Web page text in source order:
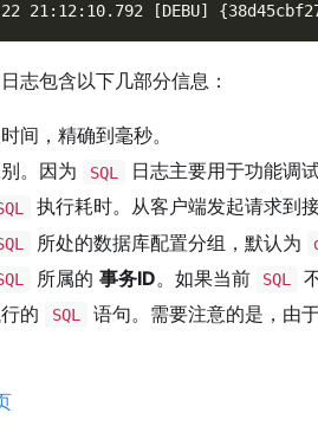
22 21:12:10.792 [DEBU]
志包含以下几部分信息：
间，精确到毫秒。
。因为
SQL 日志主要用于功能调
执行耗时。从客户端发起请求到
所处的数据库配置分组，默认为
所属的 事务ID。如果当前 SQL
的
SQL 语句。需要注意的是，由